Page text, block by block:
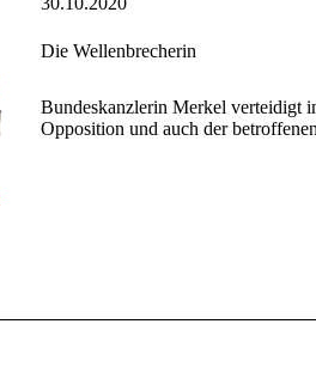
Die Wellenbrecherin
Bundeskanzlerin Merkel verteidigt
Opposition und auch der